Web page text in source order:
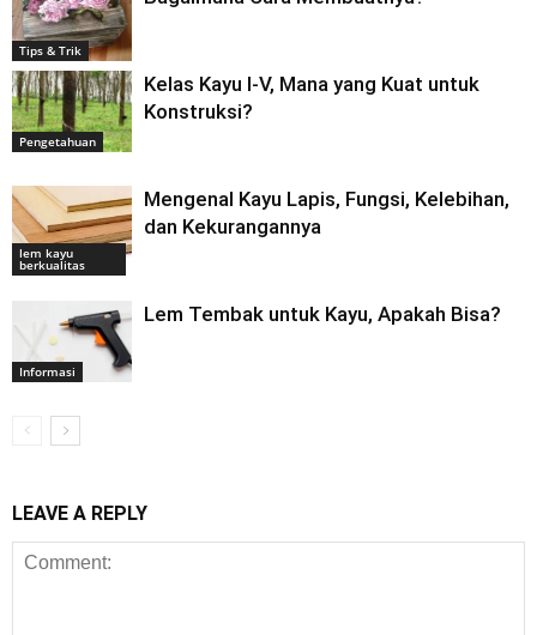
Tips & Trik
Pengetahuan
Kelas Kayu I-V, Mana yang Kuat untuk
Konstruksi?
lem kayu
berkualitas
Mengenal Kayu Lapis, Fungsi, Kelebihan,
dan Kekurangannya
Informasi
Lem Tembak untuk Kayu, Apakah Bisa?
LEAVE A REPLY